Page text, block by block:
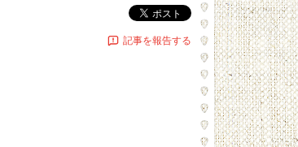
ポスト
記事を報告する